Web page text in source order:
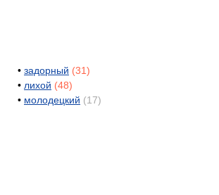
• задорный (31)
• лихой (48)
• молодецкий (17)